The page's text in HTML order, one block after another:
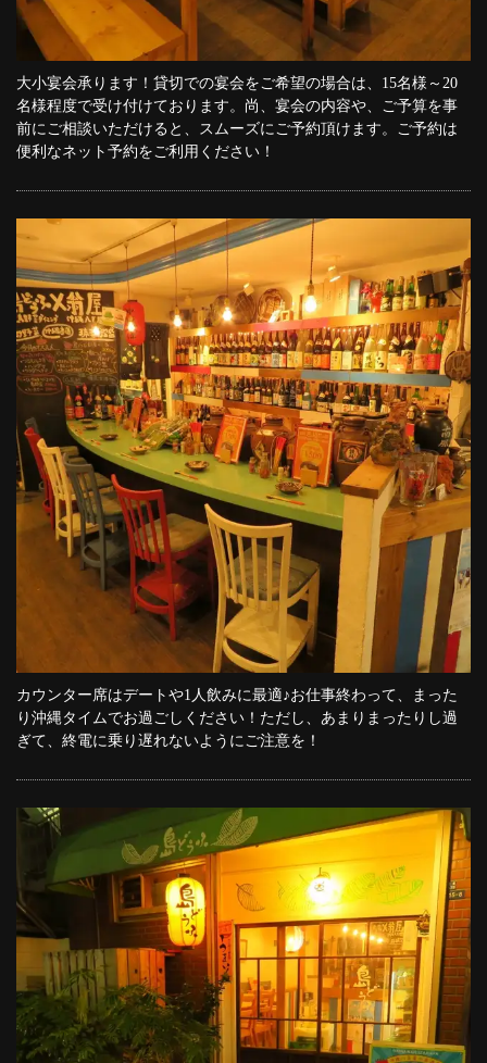
大小宴会承ります！貸切での宴会をご希望の場合は、15名様～20
名様程度で受け付けております。尚、宴会の内容や、ご予算を事
前にご相談いただけると、スムーズにご予約頂けます。ご予約は
便利なネット予約をご利用ください！
カウンター席はデートや1人飲みに最適♪お仕事終わって、まった
り沖縄タイムでお過ごしください！ただし、あまりまったりし過
ぎて、終電に乗り遅れないようにご注意を！